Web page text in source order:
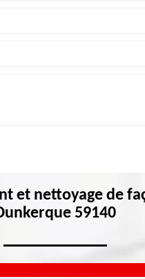
et nettoyage de
59140